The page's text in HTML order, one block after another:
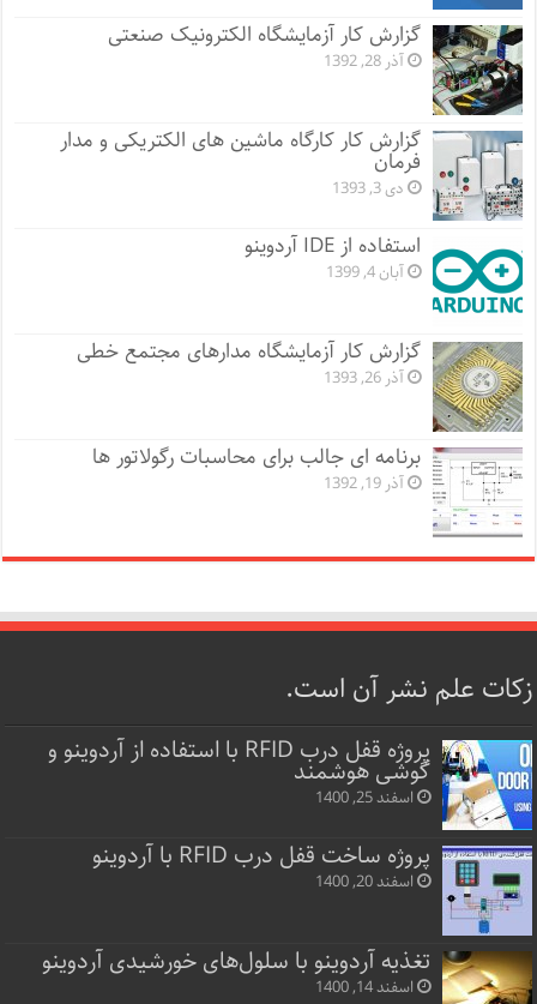
گزارش کار آزمایشگاه الکترونیک صنعتی
آذر 28, 1392
گزارش کار کارگاه ماشین های الکتریکی و مدار
فرمان
دی 3, 1393
استفاده از IDE آردوینو
آبان 4, 1399
گزارش کار آزمایشگاه مدارهای مجتمع خطی
آذر 26, 1393
برنامه ای جالب برای محاسبات رگولاتور ها
آذر 19, 1392
زکات علم نشر آن است.
پروژه قفل‌ درب RFID با استفاده از آردوینو و
گوشی هوشمند
اسفند 25, 1400
پروژه ساخت قفل‌ درب RFID با آردوینو
اسفند 20, 1400
تغذیه آردوینو با سلول‌های خورشیدی آردوینو
اسفند 14, 1400